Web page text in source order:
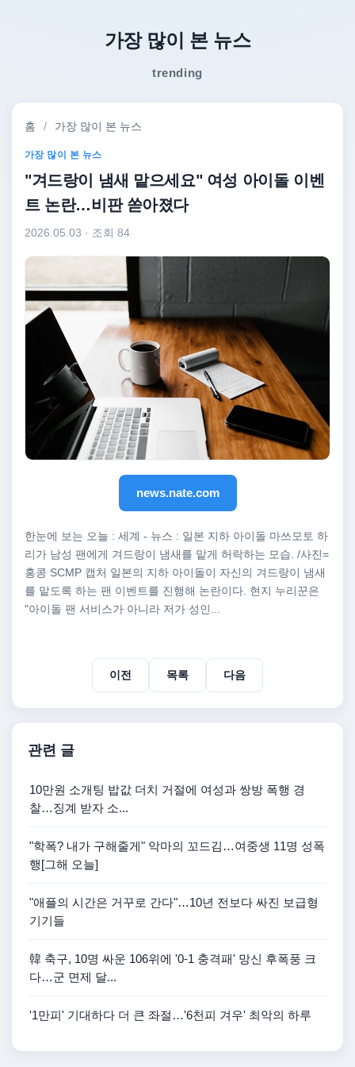
가장 많이 본 뉴스
trending
홈 / 가장 많이 본 뉴스
가장 많이 본 뉴스
"겨드랑이 냄새 맡으세요" 여성 아이돌 이벤
트 논란…비판 쏟아졌다
2026.05.03 · 조회 84
news.nate.com
한눈에 보는 오늘 : 세계 - 뉴스 : 일본 지하 아이돌 마쓰모토 하
리가 남성 팬에게 겨드랑이 냄새를 맡게 허락하는 모습. /사진=
홍콩 SCMP 캡처 일본의 지하 아이돌이 자신의 겨드랑이 냄새
를 맡도록 하는 팬 이벤트를 진행해 논란이다. 현지 누리꾼은
"아이돌 팬 서비스가 아니라 저가 성인...
이전 목록 다음
관련 글
10만원 소개팅 밥값 더치 거절에 여성과 쌍방 폭행 경
찰…징계 받자 소...
"학폭? 내가 구해줄게" 악마의 꼬드김…여중생 11명 성폭
행[그해 오늘]
"애플의 시간은 거꾸로 간다"…10년 전보다 싸진 보급형
기기들
韓 축구, 10명 싸운 106위에 '0-1 충격패' 망신 후폭풍 크
다…군 면제 달...
'1만피' 기대하다 더 큰 좌절…'6천피 겨우' 최악의 하루